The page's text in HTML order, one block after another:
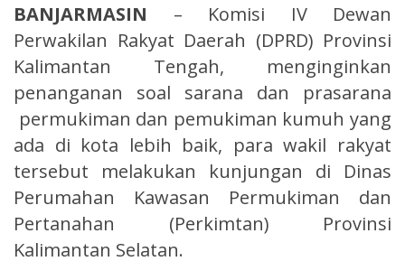
BANJARMASIN – Komisi IV Dewan
Perwakilan Rakyat Daerah (DPRD) Provinsi
Kalimantan Tengah, menginginkan
penanganan soal sarana dan prasarana
permukiman dan pemukiman kumuh yang
ada di kota lebih baik, para wakil rakyat
tersebut melakukan kunjungan di Dinas
Perumahan Kawasan Permukiman dan
Pertanahan (Perkimtan) Provinsi
Kalimantan Selatan.